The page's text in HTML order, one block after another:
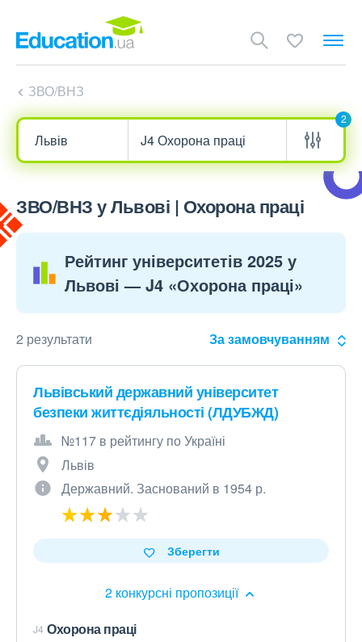
ЗВО/ВНЗ
2
ЗВО/ВНЗ у Львові | Охорона праці
Рейтинг університетів 2025 у
Львові — J4 «Охорона праці»
2 результати За замовчуванням
Львівський державний університет
безпеки життєдіяльності (ЛДУБЖД)
№117 в рейтингу по Україні
Львів
Державний. Заснований в 1954 р.
2 конкурсні пропозиції
Зберегти
J4 Охорона праці